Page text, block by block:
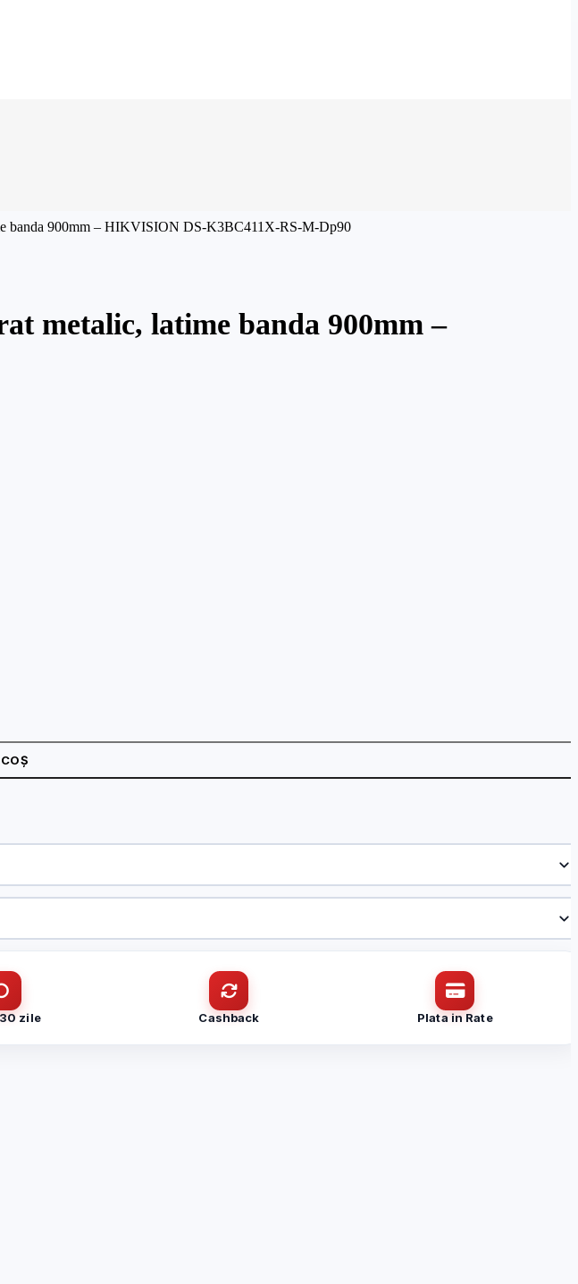
banda 900mm – HIKVISION DS-K3BC411X-RS-M-Dp90
metalic, latime banda 900mm –
RS-M-Dp90
(bucăți)
zile Cashback Plata in Rate